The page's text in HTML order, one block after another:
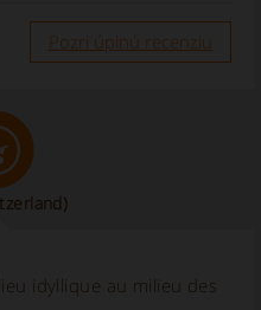
Pozri úplnú recenziu
idyllique au milieu des